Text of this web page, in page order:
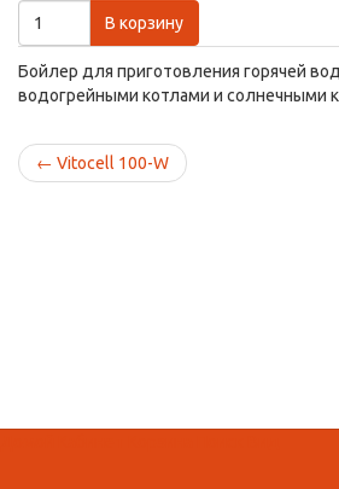
В корзину
Бойлер для приготовления горячей
водогрейными котлами и солнечными
← Vitocell 100-W